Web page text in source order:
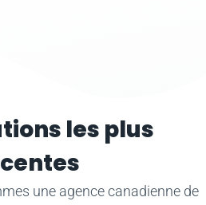
les plus
une agence canadienne de